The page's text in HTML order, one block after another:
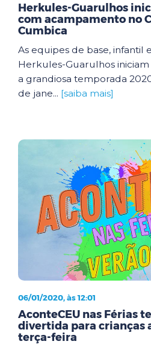
Herkules-Guarulhos
com acampamento no
Cumbica
As equipes de base, infantil
Herkules-Guarulhos
a grandiosa temporada
de jane... [saiba mais]
06/01/2020, às 12:01
AconteCEU nas Férias
divertida para crianças
terça-feira